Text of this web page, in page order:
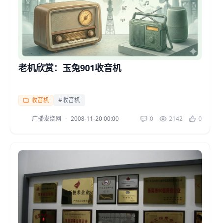
老机欣赏：玉兔901收音机
收音机 #收音机
广播发烧网 · 2008-11-20 00:00 0 2142 0